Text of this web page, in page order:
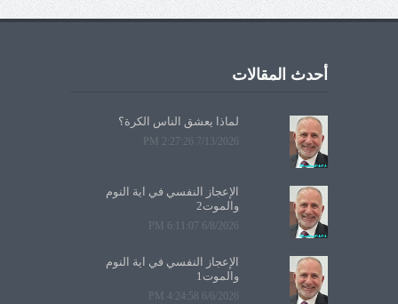
أحدث المقالات
لماذا يعشق الناس الكرة؟
7/13/2026 2:27:26 PM
الإعجاز النفسي في آية النوم
والموت2
6/8/2026 6:11:07 PM
الإعجاز النفسي في آية النوم
والموت1
6/6/2026 4:24:58 PM